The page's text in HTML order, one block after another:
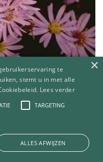
×
te
stemt u in met alle
Lees verder
TARGETING
ALLES AFWIJZEN